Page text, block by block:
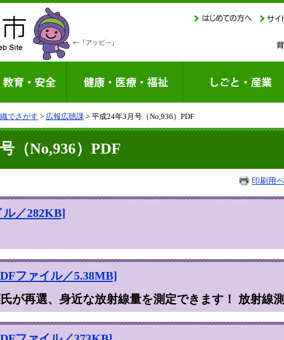
でさがす > 広報広聴課 > 平成24年3月号（No,936）PDF
（No,936）PDF
印刷用
ル／282KB]
ファイル／5.38MB]
が再選、身近な放射線量を測定できます！ 放射